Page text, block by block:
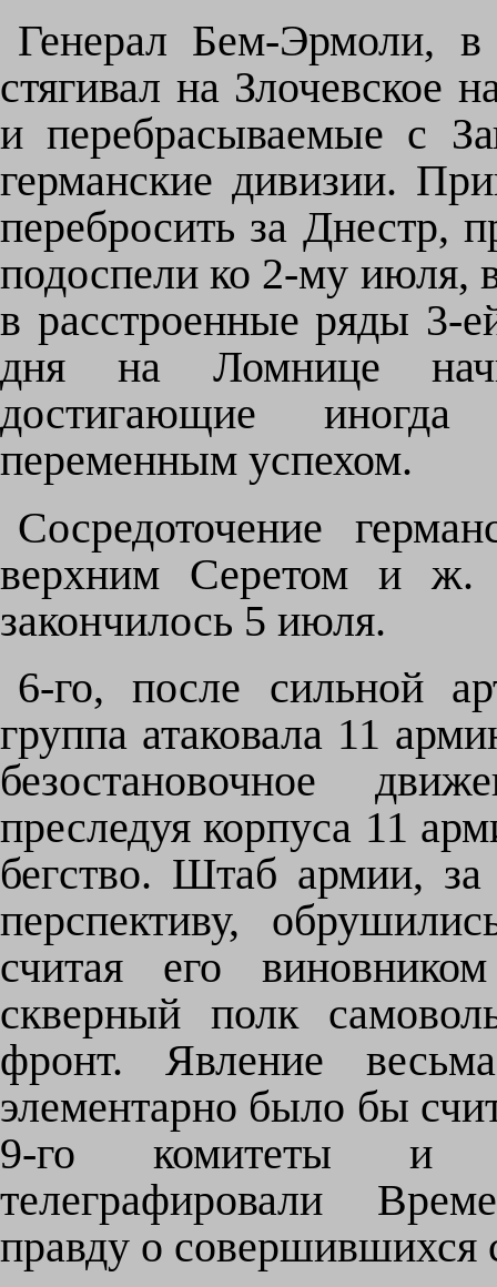
Генерал Бем-Эрмоли,
стягивал на Злочевское
и перебрасываемые с
германские дивизии.
перебросить за Днестр,
подоспели ко 2-му июля,
в расстроенные ряды 3-
дня на Ломнице
достигающие
переменным успехом.
Сосредоточение
верхним Серетом и ж.
закончилось 5 июля.
6-го, после сильной
группа атаковала 11
безостановочное
преследуя корпуса 11
бегство. Штаб армии,
перспективу,
считая его
скверный полк
фронт. Явление
элементарно было бы
9-го комитеты и
телеграфировали
правду о совершившихся